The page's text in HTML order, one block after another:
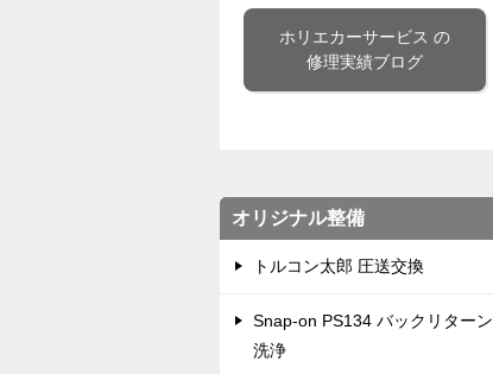
ホリエカーサービス の
修理実績ブログ
オリジナル整備
トルコン太郎 圧送交換
Snap-on PS134 バックリターン
洗浄